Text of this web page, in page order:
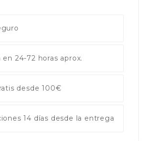
en 24-72 horas aprox.
desde 100€
14 días desde la entrega